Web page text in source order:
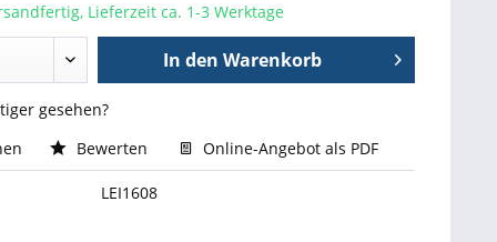
Lieferzeit ca. 1-3 Werktage
In den Warenkorb
gesehen?
Bewerten Online-Angebot als PDF
LEI1608